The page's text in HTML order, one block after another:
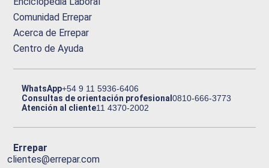
Comunidad Errepar
Acerca de Errepar
Centro de Ayuda
WhatsApp+54 9 11 5936-6406
Consultas de orientación profesional0810-666-3773
Atención al cliente11 4370-2002
Errepar
clientes@errepar.com